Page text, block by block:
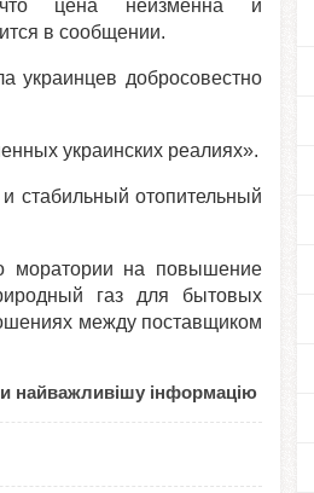
цена неизменна и
в сообщении.
украинцев добросовестно
украинских реалиях».
стабильный отопительный
моратории на повышение
газ для бытовых
между поставщиком
найважливішу інформацію